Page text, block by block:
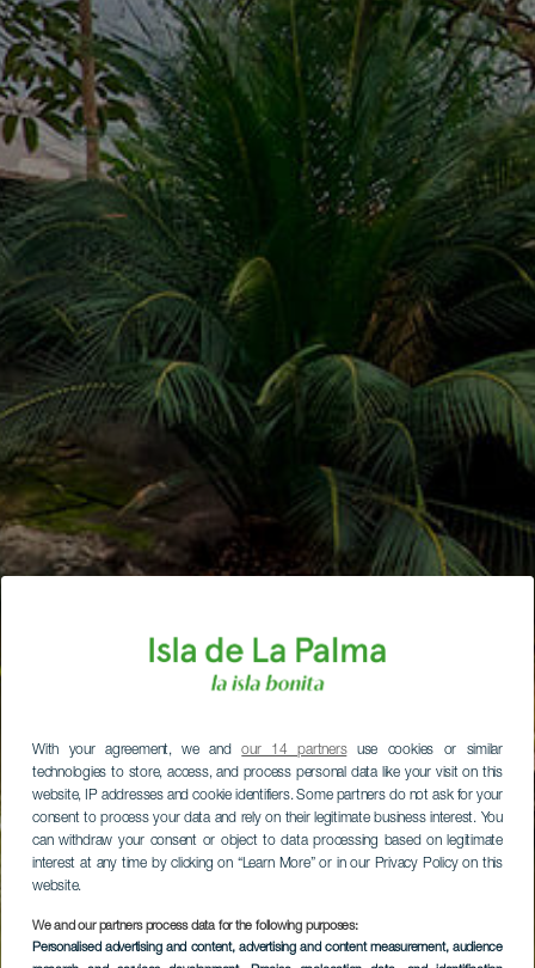
With your agreement, we andour 14 partnersuse cookies or similar
technologies to store, access, and process personal data like your visit on this
website, IP addresses and cookie identifiers. Some partners do not ask for your
consent to process your data and rely on their legitimate business interest. You
can withdraw your consent or object to data processing based on legitimate
interest at any time by clicking on “Learn More” or in our Privacy Policy on this
website.
We and our partners process data for the following purposes:
Personalised advertising and content, advertising and content measurement, audience